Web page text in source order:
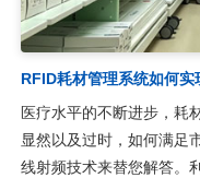
RFID耗材管理系统如何实
医疗水平的不断进步，耗
显然以及过时，如何满足
线射频技术来替您解答。